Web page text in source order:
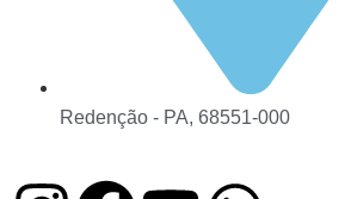
Redenção - PA, 68551-000